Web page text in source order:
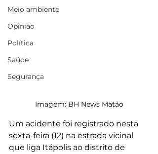
Meio ambiente
Opinião
Política
Saúde
Segurança
Imagem: BH News Matão
Um acidente foi registrado nesta
sexta-feira (12) na estrada vicinal
que liga Itápolis ao distrito de